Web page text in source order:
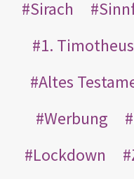
Sirach
1. Timotheus
Altes
Werbung
Lockdown